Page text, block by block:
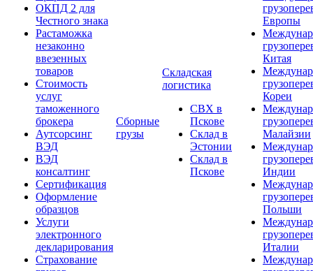
ОКПД 2 для
Честного знака
Растаможка
незаконно
ввезенных
товаров
Стоимость
услуг
таможенного
брокера
Аутсорсинг
ВЭД
ВЭД
консалтинг
Сертификация
Оформление
образцов
Услуги
электронного
декларирования
Страхование
Сборные
грузы
Складская
логистика
СВХ в
Пскове
Склад в
Эстонии
Склад в
Пскове
Европы
Китая
Кореи
Малайзии
Индии
Польши
Италии